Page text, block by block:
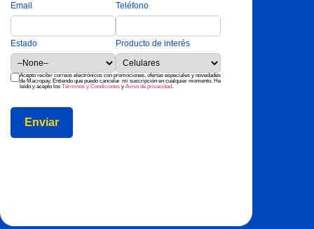
Email Teléfono
Estado Producto de interés
Acepto recibir correos electrónicos con promociones, ofertas especiales y novedades
de Macropay. Entiendo que puedo cancelar mi suscripción en cualquier momento. He
leído y acepto los Términos y Condiciones y Aviso de privacidad.